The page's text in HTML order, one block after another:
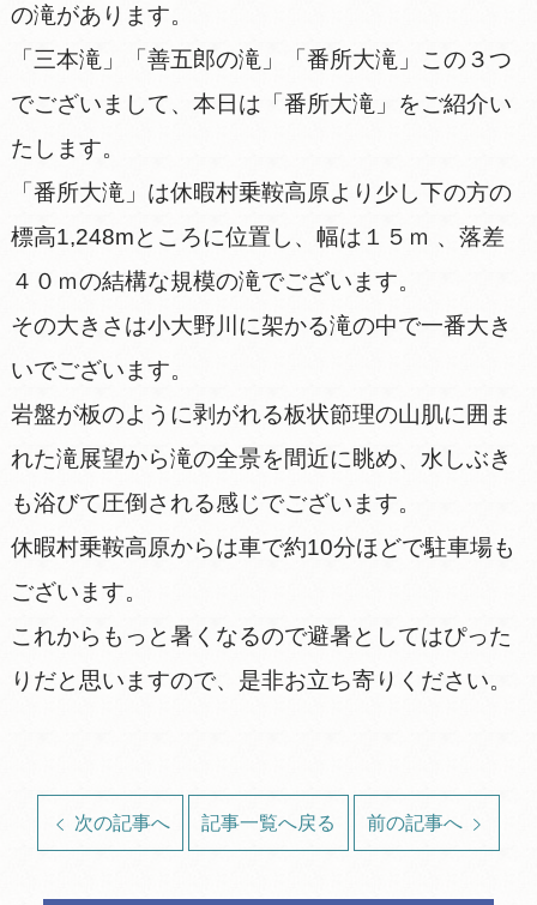
の滝があります。
「三本滝」「善五郎の滝」「番所大滝」この３つ
でございまして、本日は「番所大滝」をご紹介い
たします。
「番所大滝」は休暇村乗鞍高原より少し下の方の
標高1,248mところに位置し、幅は１５ｍ 、落差
４０ｍの結構な規模の滝でございます。
その大きさは小大野川に架かる滝の中で一番大き
いでございます。
岩盤が板のように剥がれる板状節理の山肌に囲ま
れた滝展望から滝の全景を間近に眺め、水しぶき
も浴びて圧倒される感じでございます。
休暇村乗鞍高原からは車で約10分ほどで駐車場も
ございます。
これからもっと暑くなるので避暑としてはぴった
りだと思いますので、是非お立ち寄りください。
次の記事へ 記事一覧へ戻る 前の記事へ